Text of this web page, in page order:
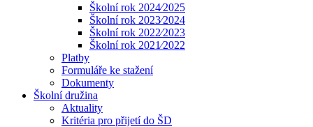
Školní rok 2024⁄2025
Školní rok 2023⁄2024
Školní rok 2022⁄2023
Školní rok 2021⁄2022
Platby
Formuláře ke stažení
Dokumenty
Školní družina
Aktuality
Kritéria pro přijetí do ŠD